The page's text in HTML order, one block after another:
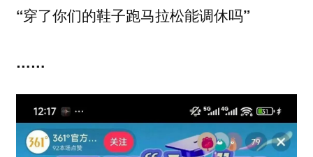
“穿了你们的鞋子跑马拉松能调休吗”
……